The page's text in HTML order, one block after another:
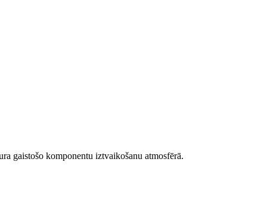
gaistošo komponentu iztvaikošanu atmosfērā.